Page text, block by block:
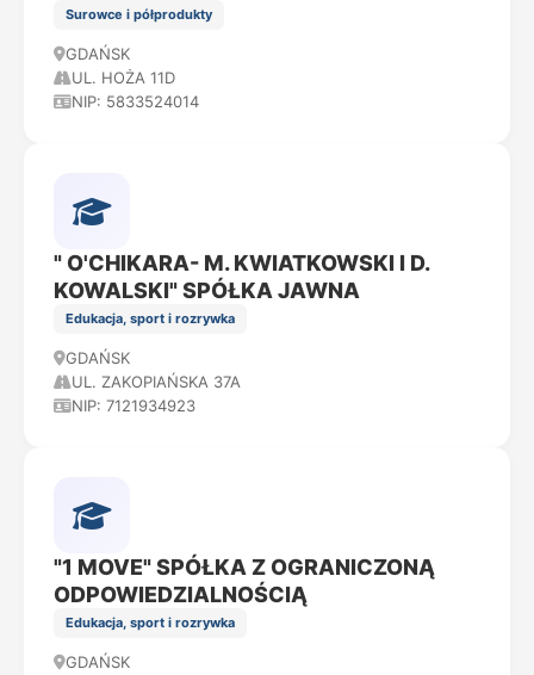
Surowce i półprodukty
GDAŃSK
UL. HOŻA 11D
NIP: 5833524014
" O'CHIKARA- M. KWIATKOWSKI I D.
KOWALSKI" SPÓŁKA JAWNA
Edukacja, sport i rozrywka
GDAŃSK
UL. ZAKOPIAŃSKA 37A
NIP: 7121934923
"1 MOVE" SPÓŁKA Z OGRANICZONĄ
ODPOWIEDZIALNOŚCIĄ
Edukacja, sport i rozrywka
GDAŃSK